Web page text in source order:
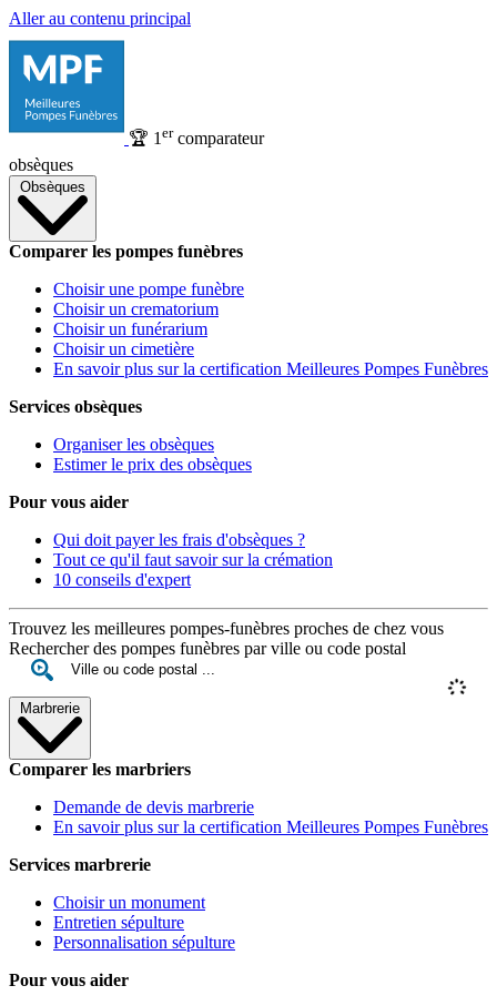
Aller au contenu principal
🏆 1 ercomparateur
obsèques
Obsèques
Comparer les pompes funèbres
Choisir une pompe funèbre
Choisir un crematorium
Choisir un funérarium
Choisir un cimetière
En savoir plus sur la certification Meilleures Pompes Funèbres
Services obsèques
Organiser les obsèques
Estimer le prix des obsèques
Pour vous aider
Qui doit payer les frais d'obsèques ?
Tout ce qu'il faut savoir sur la crémation
10 conseils d'expert
Trouvez les meilleures pompes-funèbres proches de chez vous
Rechercher des pompes funèbres par ville ou code postal
Marbrerie
Comparer les marbriers
Demande de devis marbrerie
En savoir plus sur la certification Meilleures Pompes Funèbres
Services marbrerie
Choisir un monument
Entretien sépulture
Personnalisation sépulture
Pour vous aider